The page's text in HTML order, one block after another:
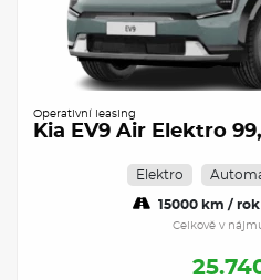
Operativní leasing
Kia EV9 Air Elektro
Elektro
15000 km / rok
Celkově v